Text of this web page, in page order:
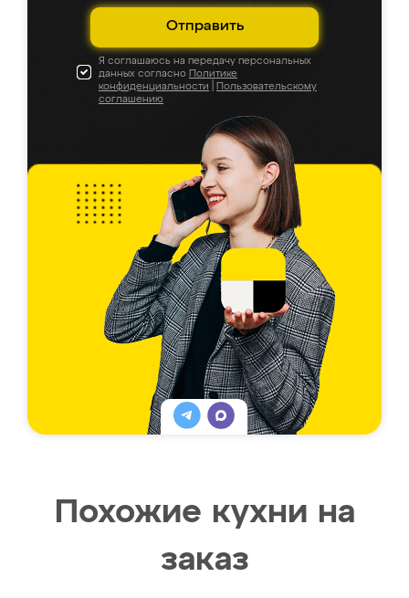
Отправить
Я соглашаюсь на передачу персональных
данных согласно Политике
конфиденциальности
Пользовательскому
соглашению
Похожие кухни на
заказ